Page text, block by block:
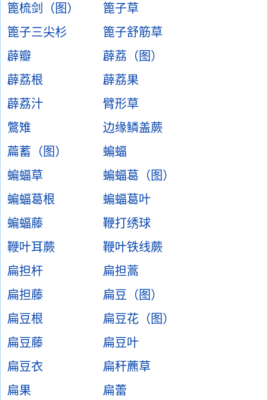
篦梳剑（图）
篦子草
篦子三尖杉
篦子舒筋草
薜瓣
薜荔（图）
薜荔根
薜荔果
薜荔汁
臂形草
鷩雉
边缘鳞盖蕨
萹蓄（图）
蝙蝠
蝙蝠草
蝙蝠葛（图）
蝙蝠葛根
蝙蝠葛叶
蝙蝠藤
鞭打绣球
鞭叶耳蕨
鞭叶铁线蕨
扁担杆
扁担蒿
扁担藤
扁豆（图）
扁豆根
扁豆花（图）
扁豆藤
扁豆叶
扁豆衣
扁秆藨草
扁果
扁蕾